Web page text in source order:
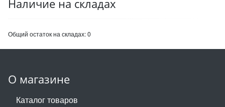
Наличие на складах
Общий остаток на складах:0
О магазине
Каталог товаров